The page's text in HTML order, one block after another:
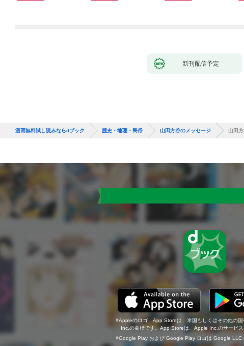
新刊配信予定
漫画無料試し読みならdブック 歴史・地理・民俗 山田方谷のメッセージ 山田
Appleのロゴ、App Storeは、米国もしくはその他の
Inc.の商標です。App Storeは、Apple Inc.のサービス
Google Play および Google Play ロゴは Google LLC